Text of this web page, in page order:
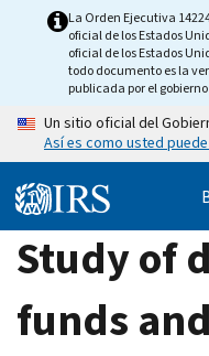
La Orden Ejecutiva
oficial de los Estados
oficial de los Estados
todo documento es la
publicada por el
Un sitio oficial del
Así es como usted
Study of
funds